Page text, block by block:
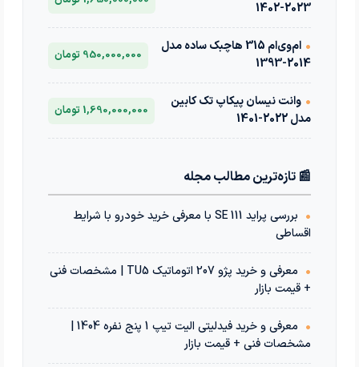
2023-1402
•
ام‌وی‌ام 315 هاچبک ساده مدل
2014-1393
950,000,000 تومان
• وانت نیسان پیکاپ تک کابین
مدل 2022-1401
1,690,000,000 تومان
📰 تازه‌ترین مطالب مجله
•
بررسی پراید 111 SE با معرفی خرید خودرو با شرایط
اقساطی
•
معرفی و خرید پژو 207 اتوماتیک TU5 | مشخصات فنی
+ قیمت بازار
•
معرفی و خرید فیدلیتی الیت تیپ 1 پنج نفره 1404 |
مشخصات فنی + قیمت بازار